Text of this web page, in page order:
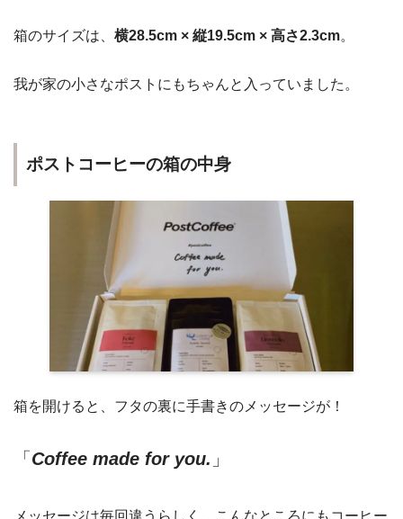
箱のサイズは、 横28.5cm × 縦19.5cm × 高さ2.3cm。
我が家の小さなポストにもちゃんと入っていました。
ポストコーヒーの箱の中身
箱を開けると、フタの裏に手書きのメッセージが！
「 Coffee made for you. 」
メッセージは毎回違うらしく、こんなところにもコーヒー